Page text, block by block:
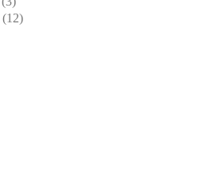
(12)